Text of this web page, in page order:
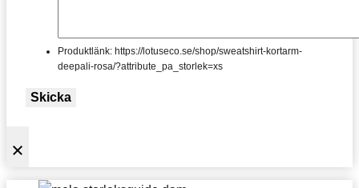
Produktlänk: https://lotuseco.se/shop/sweatshirt-kortarm-
deepali-rosa/?attribute_pa_storlek=xs
Skicka